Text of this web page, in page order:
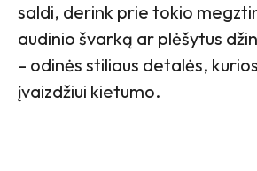
saldi, derink prie tokio
audinio švarką ar plėšytus
– odinės stiliaus detalės,
įvaizdžiui kietumo.